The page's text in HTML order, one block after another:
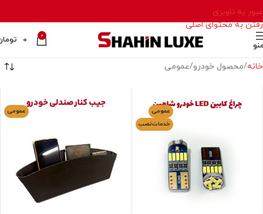
عبور به ناوبری
رفتن به محتوای اصلی
0
0
خانه محصول خودرو عمومی
عمومی
خدمات‌نصب
عمومی